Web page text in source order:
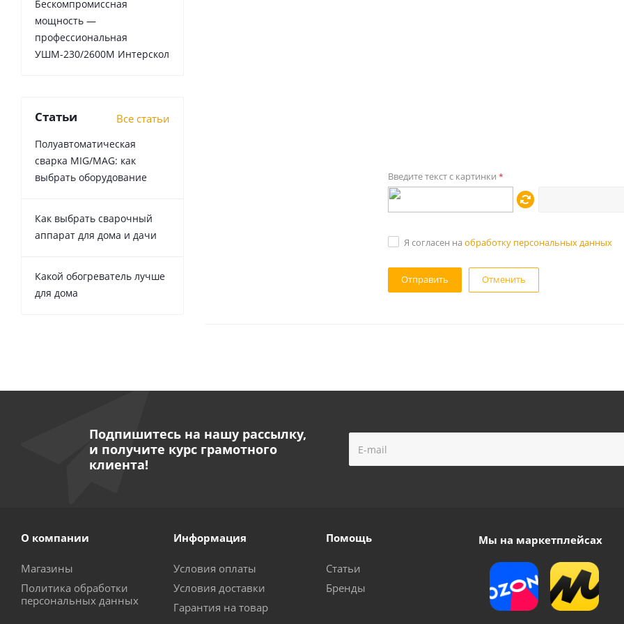
Введите текст с картинки *
Я согласен на обработку персональных данных
Отменить
Бескомпромиссная
мощность —
профессиональная
УШМ-230/2600М Интерскол
Статьи Все статьи
Полуавтоматическая
сварка MIG/MAG: как
выбрать оборудование
Как выбрать сварочный
аппарат для дома и дачи
Какой обогреватель лучше
для дома
Подпишитесь на нашу рассылку,
и получите курс грамотного
клиента!
О компании
Магазины
Политика обработки
персональных данных
Информация
Условия оплаты
Условия доставки
Гарантия на товар
Помощь
Статьи
Бренды
Мы на маркетплейсах